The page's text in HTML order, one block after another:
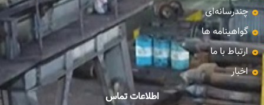
چندرسانه‌ای
گواهینامه ها
ارتباط با ما
اخبار
اطلاعات تماس